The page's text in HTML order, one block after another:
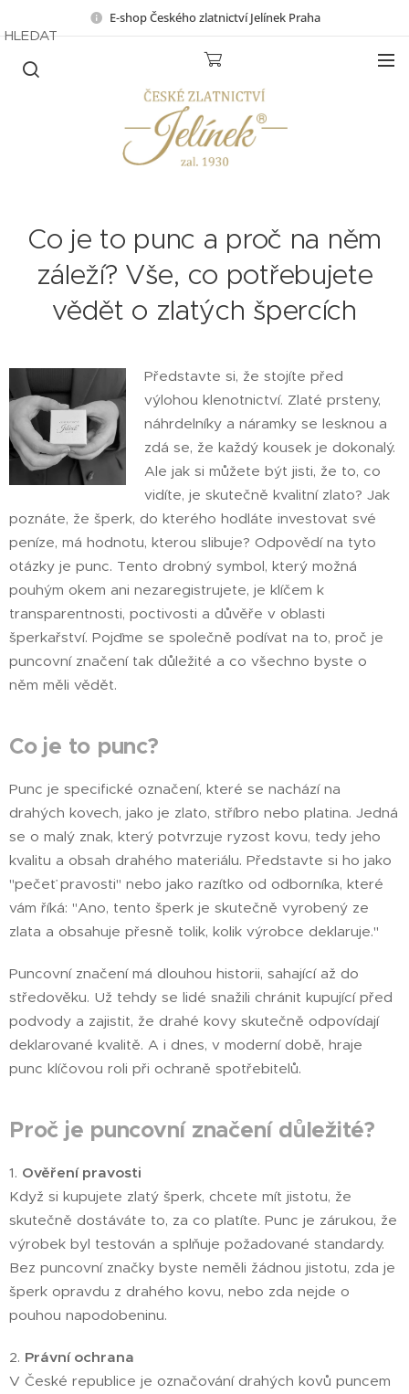
E-shop Českého zlatnictví Jelínek Praha
HLEDAT
Co je to punc a proč na něm
záleží? Vše, co potřebujete
vědět o zlatých špercích
Představte si, že stojíte před
výlohou klenotnictví. Zlaté prsteny,
náhrdelníky a náramky se lesknou a
zdá se, že každý kousek je dokonalý.
Ale jak si můžete být jisti, že to, co
vidíte, je skutečně kvalitní zlato? Jak
poznáte, že šperk, do kterého hodláte investovat své
peníze, má hodnotu, kterou slibuje? Odpovědí na tyto
otázky je punc. Tento drobný symbol, který možná
pouhým okem ani nezaregistrujete, je klíčem k
transparentnosti, poctivosti a důvěře v oblasti
šperkařství. Pojďme se společně podívat na to, proč je
puncovní značení tak důležité a co všechno byste o
něm měli vědět.
Co je to punc?
Punc je specifické označení, které se nachází na
drahých kovech, jako je zlato, stříbro nebo platina. Jedná
se o malý znak, který potvrzuje ryzost kovu, tedy jeho
kvalitu a obsah drahého materiálu. Představte si ho jako
"pečeť pravosti" nebo jako razítko od odborníka, které
vám říká: "Ano, tento šperk je skutečně vyrobený ze
zlata a obsahuje přesně tolik, kolik výrobce deklaruje."
Puncovní značení má dlouhou historii, sahající až do
středověku. Už tehdy se lidé snažili chránit kupující před
podvody a zajistit, že drahé kovy skutečně odpovídají
deklarované kvalitě. A i dnes, v moderní době, hraje
punc klíčovou roli při ochraně spotřebitelů.
Proč je puncovní značení důležité?
1. Ověření pravosti
Když si kupujete zlatý šperk, chcete mít jistotu, že
skutečně dostáváte to, za co platíte. Punc je zárukou, že
výrobek byl testován a splňuje požadované standardy.
Bez puncovní značky byste neměli žádnou jistotu, zda je
šperk opravdu z drahého kovu, nebo zda nejde o
pouhou napodobeninu.
2. Právní ochrana
V České republice je označování drahých kovů puncem